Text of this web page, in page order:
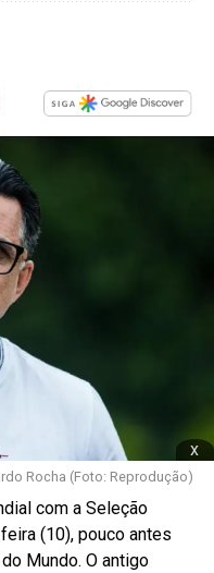
x
Rocha (Foto: Reprodução)
com a Seleção
(10), pouco antes
Mundo. O antigo